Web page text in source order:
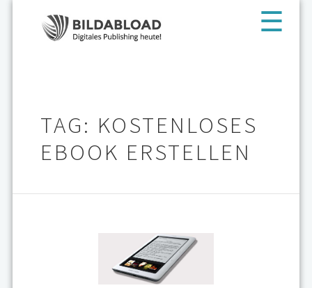
TAG: KOSTENLOSES
EBOOK ERSTELLEN